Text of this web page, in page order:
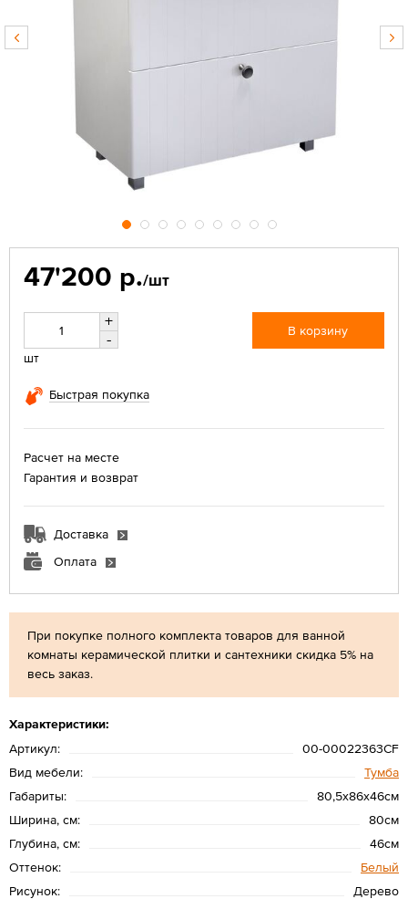
При покупке полного комплекта товаров для ванной
комнаты керамической плитки и сантехники скидка 5% на
весь заказ.
Характеристики:
Артикул:
00-00022363CF
Вид мебели:
Тумба
Габариты:
80,5х86х46см
Ширина, см:
80см
Глубина, см:
46см
Оттенок:
Белый
Рисунок:
Дерево
47'200 р./шт
+
-
шт
В корзину
Быстрая покупка
Расчет на месте
Гарантия и возврат
Доставка
Оплата